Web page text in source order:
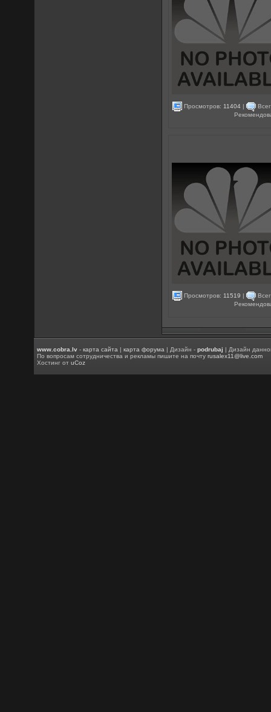
Просмотров: 11404 |
Просмотров: 11519 |
www.cobra.lv -карта сайта |карта форума | Дизайн -podrubaj | Дизайн
По вопросам сотрудничества и рекламы пишите на почтуrusalex11@live.com
Хостинг отuCoz